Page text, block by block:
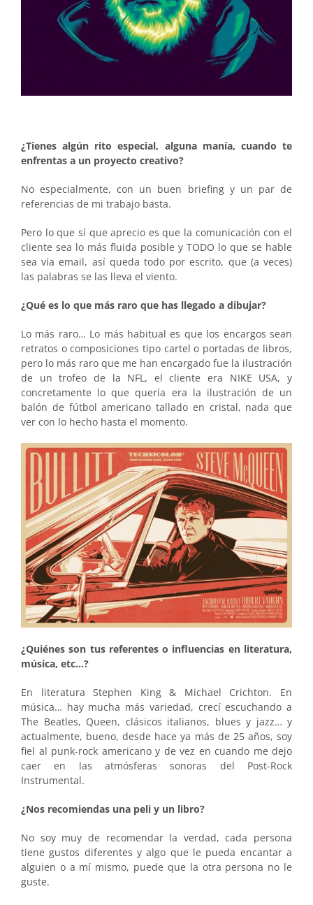
¿Tienes algún rito especial, alguna manía, cuando te
enfrentas a un proyecto creativo?
No especialmente, con un buen briefing y un par de
referencias de mi trabajo basta.
Pero lo que sí que aprecio es que la comunicación con el
cliente sea lo más fluida posible y TODO lo que se hable
sea vía email, así queda todo por escrito, que (a veces)
las palabras se las lleva el viento.
¿Qué es lo que más raro que has llegado a dibujar?
Lo más raro… Lo más habitual es que los encargos sean
retratos o composiciones tipo cartel o portadas de libros,
pero lo más raro que me han encargado fue la ilustración
de un trofeo de la NFL, el cliente era NIKE USA, y
concretamente lo que quería era la ilustración de un
balón de fútbol americano tallado en cristal, nada que
ver con lo hecho hasta el momento.
¿Quiénes son tus referentes o influencias en literatura,
música, etc…?
En literatura Stephen King & Michael Crichton. En
música… hay mucha más variedad, crecí escuchando a
The Beatles, Queen, clásicos italianos, blues y jazz… y
actualmente, bueno, desde hace ya más de 25 años, soy
fiel al punk-rock americano y de vez en cuando me dejo
caer en las atmósferas sonoras del Post-Rock
Instrumental.
¿Nos recomiendas una peli y un libro?
No soy muy de recomendar la verdad, cada persona
tiene gustos diferentes y algo que le pueda encantar a
alguien o a mí mismo, puede que la otra persona no le
guste.